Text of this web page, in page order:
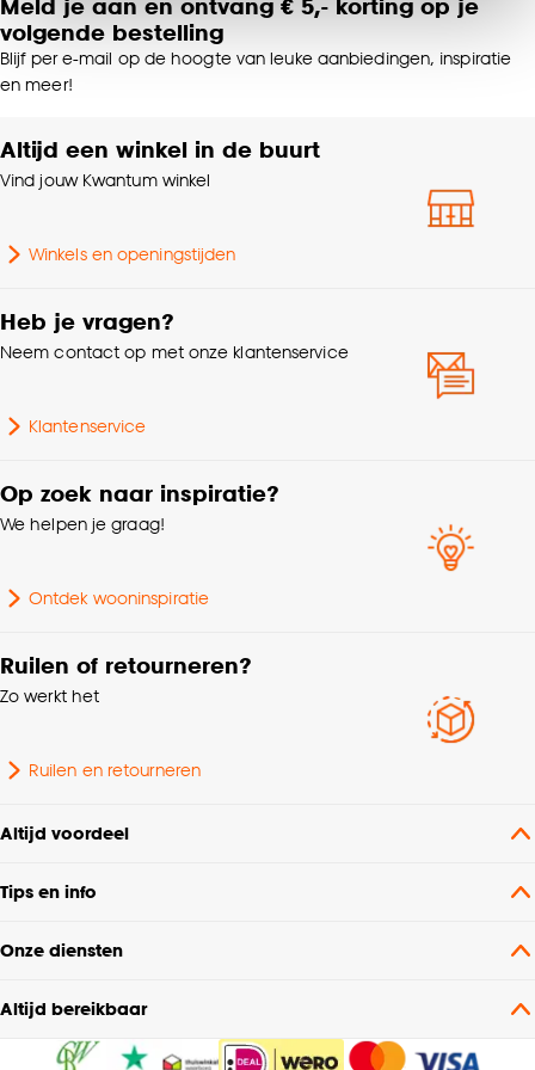
van alle cookies, of klik op ‘weigeren’ om alleen de
noodzakelijke cookies te accepteren. Je kunt er ook
voor kiezen om bepaalde cookies wel of niet te
klikken.
Goed om te weten is dat je deze keuze altijd nog
cookieverklaring.
Garantietermijn 24 maanden
Kleurtint
Gewicht 0.07 Kg
volgende bestelling
Blijf per e-mail op de hoogte van leuke aanbiedingen, inspiratie
en meer!
Altijd een winkel in de buurt
Vind jouw Kwantum winkel
Winkels en openingstijden
Heb je vragen?
Neem contact op met onze klantenservice
Klantenservice
Op zoek naar inspiratie?
We helpen je graag!
Ontdek wooninspiratie
Ruilen of retourneren?
Zo werkt het
Ruilen en retourneren
Altijd voordeel
Tips en info
Onze diensten
Altijd bereikbaar